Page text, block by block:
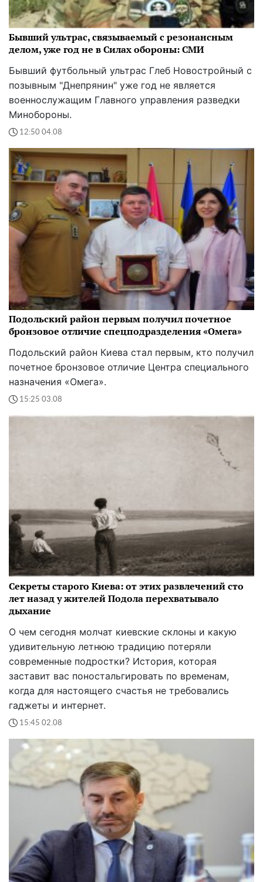
Бывший ультрас, связываемый с резонансным
делом, уже год не в Силах обороны: СМИ
Бывший футбольный ультрас Глеб Новостройный с
позывным "Днепрянин" уже год не является
военнослужащим Главного управления разведки
Минобороны.
12:50 04.08
Подольский район первым получил почетное
бронзовое отличие спецподразделения «Омега»
Подольский район Киева стал первым, кто получил
почетное бронзовое отличие Центра специального
назначения «Омега».
15:25 03.08
Секреты старого Киева: от этих развлечений сто
лет назад у жителей Подола перехватывало
дыхание
О чем сегодня молчат киевские склоны и какую
удивительную летнюю традицию потеряли
современные подростки? История, которая
заставит вас поностальгировать по временам,
когда для настоящего счастья не требовались
гаджеты и интернет.
15:45 02.08